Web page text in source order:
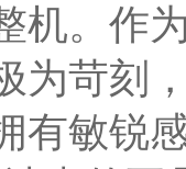
机。作
为苛刻
有敏锐